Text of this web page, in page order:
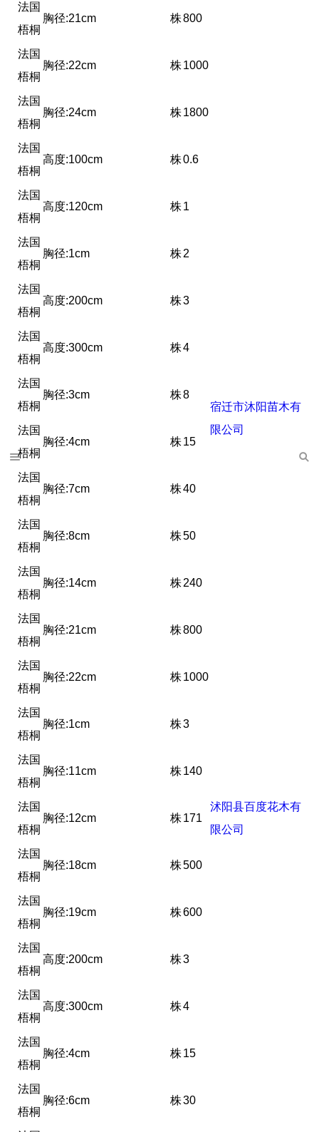
法国
梧桐
胸径:21cm 株800
法国
梧桐
胸径:22cm 株1000
法国
梧桐
胸径:24cm 株1800
法国
梧桐
高度:100cm 株0.6
宿迁市沐阳苗木有
限公司
法国
梧桐
高度:120cm 株1
法国
梧桐
胸径:1cm 株2
法国
梧桐
高度:200cm 株3
法国
梧桐
高度:300cm 株4
法国
梧桐
胸径:3cm 株8
法国
梧桐
胸径:4cm 株15
法国
梧桐
胸径:7cm 株40
法国
梧桐
胸径:8cm 株50
法国
梧桐
胸径:14cm 株240
法国
梧桐
胸径:21cm 株800
法国
梧桐
胸径:22cm 株1000
法国
梧桐
胸径:1cm 株3
沭阳县百度花木有
限公司
法国
梧桐
胸径:11cm 株140
法国
梧桐
胸径:12cm 株171
法国
梧桐
胸径:18cm 株500
法国
梧桐
胸径:19cm 株600
法国
梧桐
高度:200cm 株3
法国
梧桐
高度:300cm 株4
法国
梧桐
胸径:4cm 株15
法国
梧桐
胸径:6cm 株30